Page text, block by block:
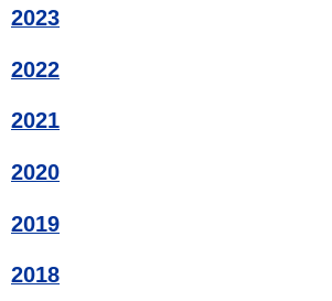
2023
2022
2021
2020
2019
2018